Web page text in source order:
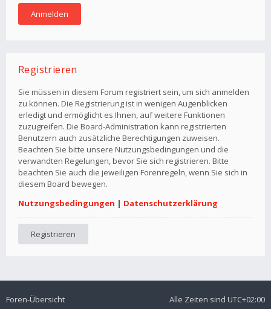
Registrieren
Sie müssen in diesem Forum registriert sein, um sich anmelden
zu können. Die Registrierung ist in wenigen Augenblicken
erledigt und ermöglicht es Ihnen, auf weitere Funktionen
zuzugreifen. Die Board-Administration kann registrierten
Benutzern auch zusätzliche Berechtigungen zuweisen.
Beachten Sie bitte unsere Nutzungsbedingungen und die
verwandten Regelungen, bevor Sie sich registrieren. Bitte
beachten Sie auch die jeweiligen Forenregeln, wenn Sie sich in
diesem Board bewegen.
Nutzungsbedingungen | Datenschutzerklärung
Registrieren
Foren-Übersicht Alle Zeiten sind UTC+02:00